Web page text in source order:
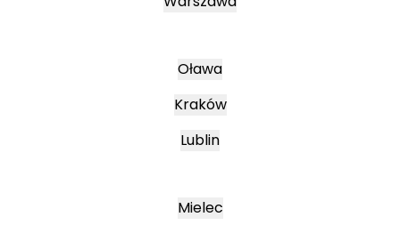
Oława
Kraków
Lublin
Mielec